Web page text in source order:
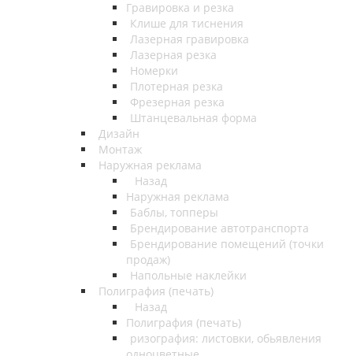
Гравировка и резка
Клише для тиснения
Лазерная гравировка
Лазерная резка
Номерки
Плотерная резка
Фрезерная резка
Штанцевальная форма
Дизайн
Монтаж
Наружная реклама
Назад
Наружная реклама
Баблы, топперы
Брендирование автотранспорта
Брендирование помещений (точки
продаж)
Напольные наклейки
Полиграфия (печать)
Назад
Полиграфия (печать)
ризография: листовки, обьявления